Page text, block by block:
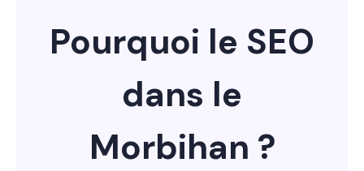
Pourquoi le SEO
dans le
Morbihan ?